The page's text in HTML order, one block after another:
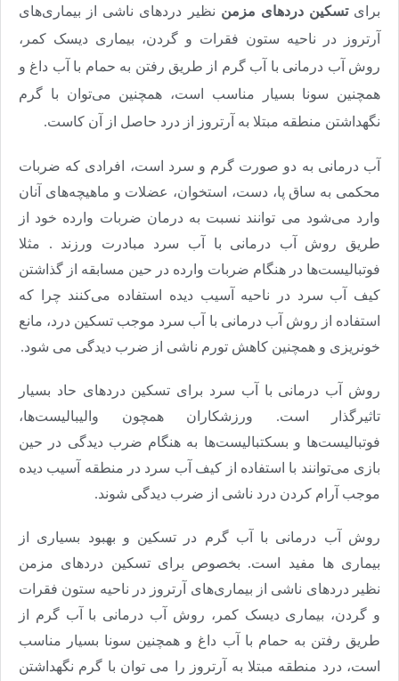
برایتسکین دردهای مزمن نظیر دردهای ناشی از بیماری‌های
آرتروز در ناحیه ستون فقرات و گردن، بیماری دیسک کمر،
روش آب درمانی با آب گرم از طریق رفتن به حمام با آب داغ و
همچنین سونا بسیار مناسب است، همچنین می‌توان با گرم
نگهداشتن منطقه مبتلا به آرتروز از درد حاصل از آن کاست.
آب درمانی به دو صورت گرم و سرد است، افرادی که ضربات
محکمی به ساق پا، دست، استخوان، عضلات و ماهیچه‌های آنان
وارد می‌شود می توانند نسبت به درمان ضربات وارده خود از
طریق روش آب درمانی با آب سرد مبادرت ورزند . مثلا
فوتبالیست‌ها در هنگام ضربات وارده در حین مسابقه از گذاشتن
کیف آب سرد در ناحیه آسیب دیده استفاده می‌کنند چرا که
استفاده از روش آب درمانی با آب سرد موجب تسکین درد، مانع
خونریزی و همچنین کاهش تورم ناشی از ضرب دیدگی می شود.
روش آب درمانی با آب سرد برای تسکین دردهای حاد بسیار
تاثیرگذار است. ورزشکاران همچون والیبالیست‌ها،
فوتبالیست‌ها و بسکتبالیست‌ها به هنگام ضرب دیدگی در حین
بازی می‌توانند با استفاده از کیف آب سرد در منطقه آسیب دیده
موجب آرام کردن درد ناشی از ضرب دیدگی شوند.
روش آب درمانی با آب گرم در تسکین و بهبود بسیاری از
بیماری ها مفید است. بخصوص برای تسکین دردهای مزمن
نظیر دردهای ناشی از بیماری‌های آرتروز در ناحیه ستون فقرات
و گردن، بیماری دیسک کمر، روش آب درمانی با آب گرم از
طریق رفتن به حمام با آب داغ و همچنین سونا بسیار مناسب
است، درد منطقه مبتلا به آرتروز را می توان با گرم نگهداشتن